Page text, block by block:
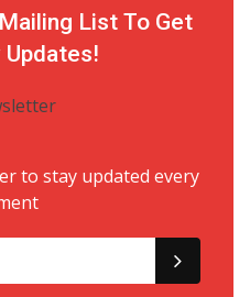
List To Get
to stay updated every